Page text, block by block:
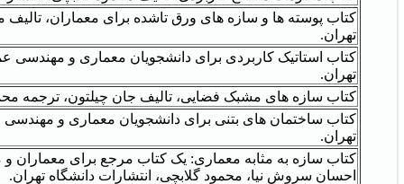
کتاب پوسته ها و سازه های ورق تاشده برای معماران، تالیف
تهران.
کتاب استاتیک کاربردی برای دانشجویان معماری و مهندسی
تهران.
کتاب سازه های مشبک فضایی، تالیف جان چیلتون، ترجمه
کتاب ساختمان های بتنی برای دانشجویان معماری و مهندسی
تهران.
کتاب سازه به مثابه معماری: یک کتاب مرجع برای معماران
احسان سروش نیا، محمود گلابچی، انتشارات دانشگاه تهران.